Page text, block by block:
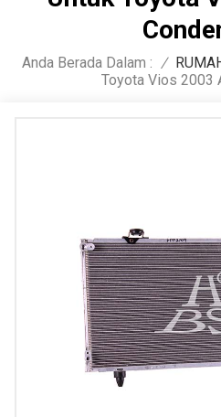
Anda Berada Dalam : /
Toyota Vios 2003